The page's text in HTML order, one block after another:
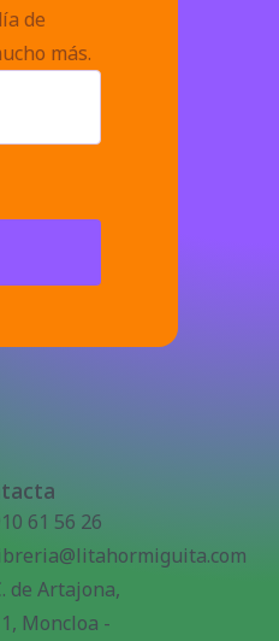
de
más.
61 56 26
de Artajona,
Moncloa -